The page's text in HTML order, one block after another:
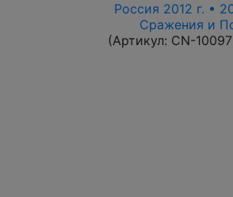
Россия 2012 г. •
Сражения и
(Артикул: CN-10097